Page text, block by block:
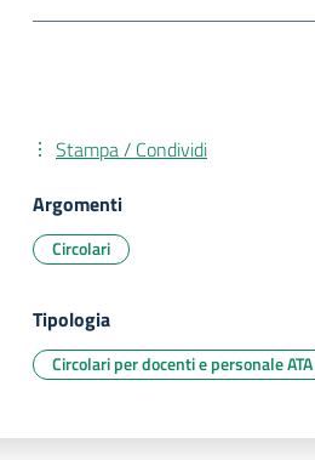
Stampa / Condividi
Argomenti
Circolari
Tipologia
Circolari per docenti e personale ATA